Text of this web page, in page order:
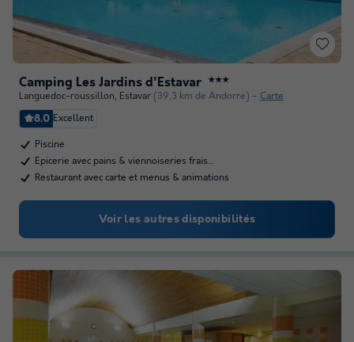
Camping Les Jardins d'Estavar ★★★
Languedoc-roussillon, Estavar (39,3 km de Andorre) Carte
8.0 Excellent
Piscine
Epicerie avec pains & viennoiseries frais…
Restaurant avec carte et menus & animations
Voir les autres disponibilités